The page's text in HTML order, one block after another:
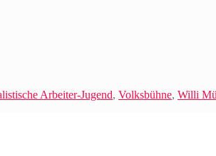
Arbeiter-Jugend, Volksbühne, Willi